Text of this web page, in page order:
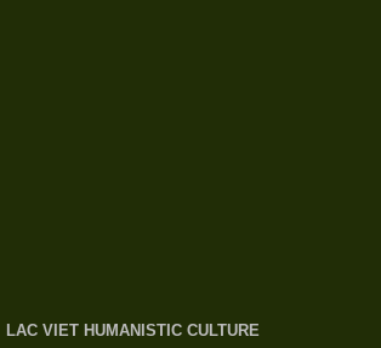
LAC VIET HUMANISTIC CULTURE